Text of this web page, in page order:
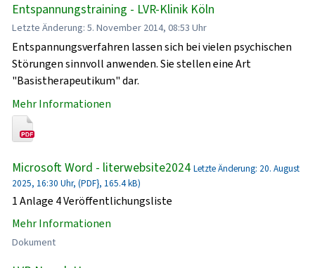
Entspannungstraining - LVR-Klinik Köln
Letzte Änderung: 5. November 2014, 08:53 Uhr
Entspannungsverfahren lassen sich bei vielen psychischen
Störungen sinnvoll anwenden. Sie stellen eine Art
"Basistherapeutikum" dar.
Mehr Informationen
Microsoft Word - literwebsite2024 Letzte Änderung: 20. August
2025, 16:30 Uhr, (PDF}, 165.4 kB)
1 Anlage 4 Veröffentlichungsliste
Mehr Informationen
Dokument